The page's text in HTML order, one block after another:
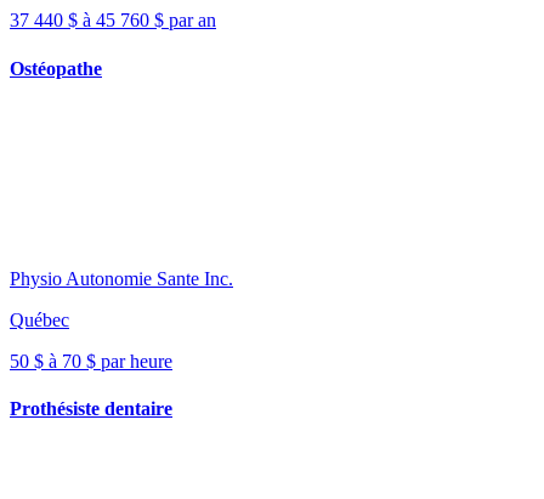
37 440 $ à 45 760 $ par an
Ostéopathe
Physio Autonomie Sante Inc.
Québec
50 $ à 70 $ par heure
Prothésiste dentaire